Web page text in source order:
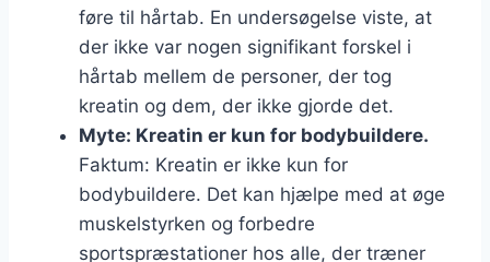
føre til hårtab. En undersøgelse viste, at
der ikke var nogen signifikant forskel i
hårtab mellem de personer, der tog
kreatin og dem, der ikke gjorde det.
Myte: Kreatin er kun for bodybuildere.
Faktum: Kreatin er ikke kun for
bodybuildere. Det kan hjælpe med at øge
muskelstyrken og forbedre
sportspræstationer hos alle, der træner